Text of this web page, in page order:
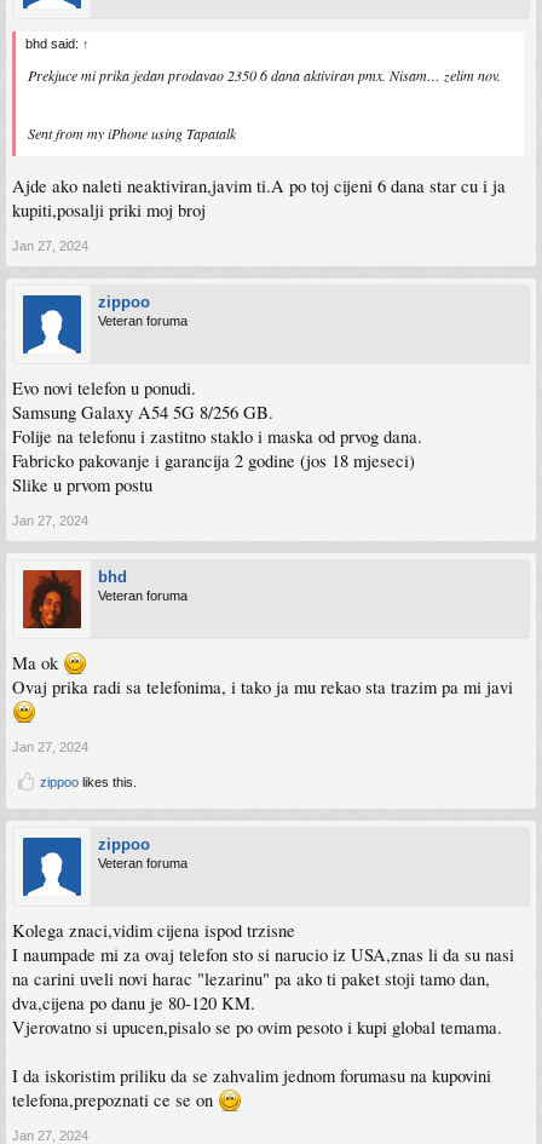
bhd said: ↑
Prekjuce mi prika jedan prodavao 2350 6 dana aktiviran pmx. Nisam… zelim nov.
Sent from my iPhone using Tapatalk
Ajde ako naleti neaktiviran,javim ti.A po toj cijeni 6 dana star cu i ja
kupiti,posalji priki moj broj
Jan 27, 2024
zippoo
Veteran foruma
Evo novi telefon u ponudi.
Samsung Galaxy A54 5G 8/256 GB.
Folije na telefonu i zastitno staklo i maska od prvog dana.
Fabricko pakovanje i garancija 2 godine (jos 18 mjeseci)
Slike u prvom postu
Jan 27, 2024
bhd
Veteran foruma
Ma ok
Ovaj prika radi sa telefonima, i tako ja mu rekao sta trazim pa mi javi
Jan 27, 2024
zippoo likes this.
zippoo
Veteran foruma
Kolega znaci,vidim cijena ispod trzisne
I naumpade mi za ovaj telefon sto si narucio iz USA,znas li da su nasi
na carini uveli novi harac "lezarinu" pa ako ti paket stoji tamo dan,
dva,cijena po danu je 80-120 KM.
Vjerovatno si upucen,pisalo se po ovim pesoto i kupi global temama.
I da iskoristim priliku da se zahvalim jednom forumasu na kupovini
telefona,prepoznati ce se on
Jan 27, 2024